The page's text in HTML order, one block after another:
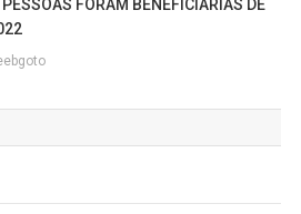
FORAM BENEFICIÁRIAS DE